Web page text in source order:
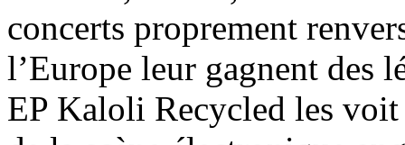
concerts proprement
l’Europe leur gagnent des
EP Kaloli Recycled les voit